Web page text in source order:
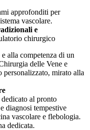
approfonditi per
vascolare.
e
chirurgico
alla competenza di un
delle Vene e
mirato alla
al pronto
diagnosi tempestive
vascolare e flebologia.
dedicata.